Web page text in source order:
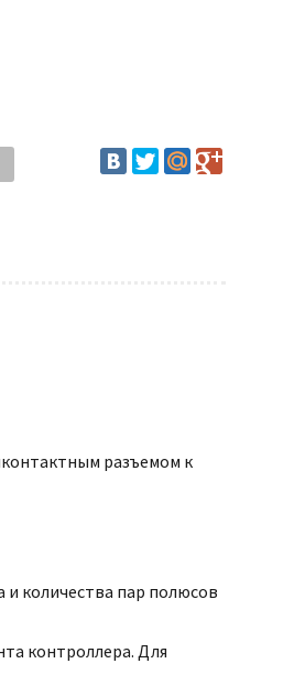
разъемом к
количества пар полюсов
контроллера. Для